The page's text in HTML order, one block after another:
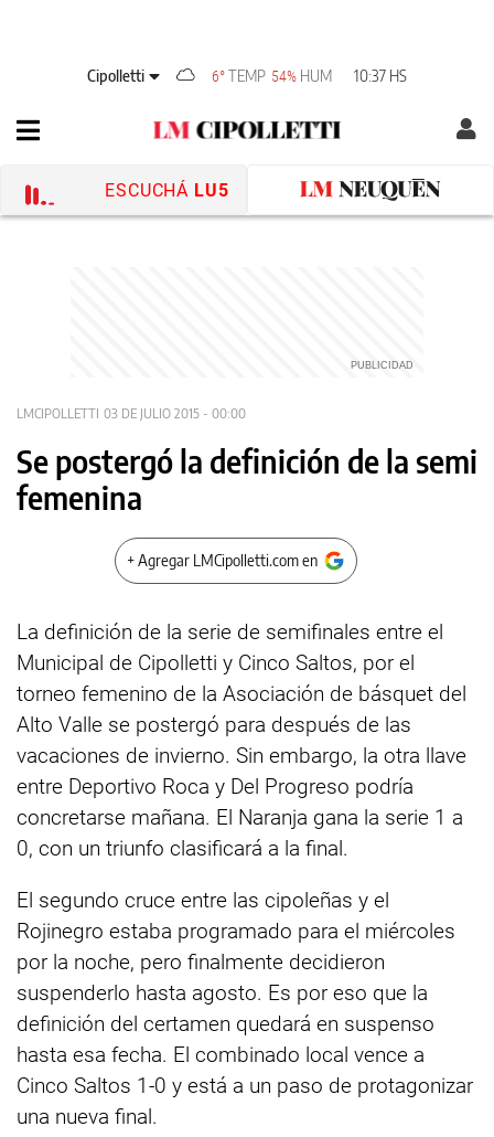
Cipolletti 6° TEMP 54% HUM 10:37 HS
ESCUCHÁ LU5
LMCIPOLLETTI 03 DE JULIO 2015 - 00:00
Se postergó la definición de la semi
femenina
+ Agregar LMCipolletti.com en
La definición de la serie de semifinales entre el
Municipal de Cipolletti y Cinco Saltos, por el
torneo femenino de la Asociación de básquet del
Alto Valle se postergó para después de las
vacaciones de invierno. Sin embargo, la otra llave
entre Deportivo Roca y Del Progreso podría
concretarse mañana. El Naranja gana la serie 1 a
0, con un triunfo clasificará a la final.
El segundo cruce entre las cipoleñas y el
Rojinegro estaba programado para el miércoles
por la noche, pero finalmente decidieron
suspenderlo hasta agosto. Es por eso que la
definición del certamen quedará en suspenso
hasta esa fecha. El combinado local vence a
Cinco Saltos 1-0 y está a un paso de protagonizar
una nueva final.